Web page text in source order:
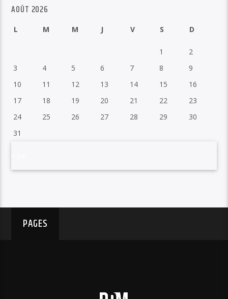
AOÛT 2026
L M M J V S D
1
2
3
4 5 6 7 8
9
10
11 12 13 14 15
16
17
18 19 20 21 22
23
24
25 26 27 28 29
30
31
PAGES